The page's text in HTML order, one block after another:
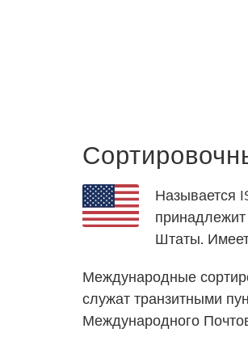
Называется
Штаты.
Международные
служат транзитными
Международного